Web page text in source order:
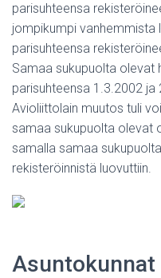
parisuhteensa
jompikumpi vanhemmista
parisuhteensa
Samaa sukupuolta
parisuhteensa 1.3.2002
Avioliittolain muutos tuli
samaa sukupuolta olevat
samalla samaa
rekisteröinnistä luovuttiin.
Asuntokunnat